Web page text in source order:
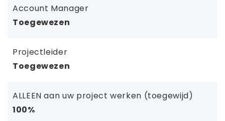
Account Manager
Toegewezen
Projectleider
Toegewezen
ALLEEN aan uw project werken (toegewijd)
100%